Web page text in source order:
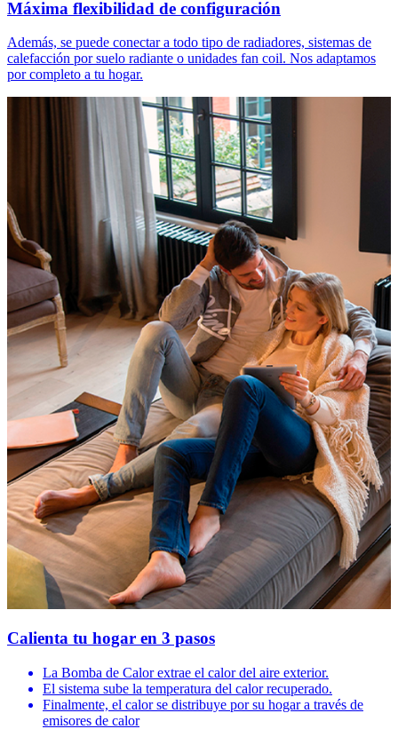
Máxima flexibilidad de configuración
Además, se puede conectar a todo tipo de radiadores, sistemas de
calefacción por suelo radiante o unidades fan coil. Nos adaptamos
por completo a tu hogar.
Calienta tu hogar en 3 pasos
La Bomba de Calor extrae el calor del aire exterior.
El sistema sube la temperatura del calor recuperado.
Finalmente, el calor se distribuye por su hogar a través de
emisores de calor